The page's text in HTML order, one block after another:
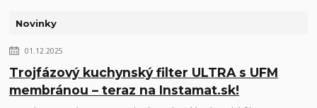
Novinky
01.12.2025
Trojfázový kuchynský filter ULTRA s UFM
membránou – teraz na Instamat.sk!